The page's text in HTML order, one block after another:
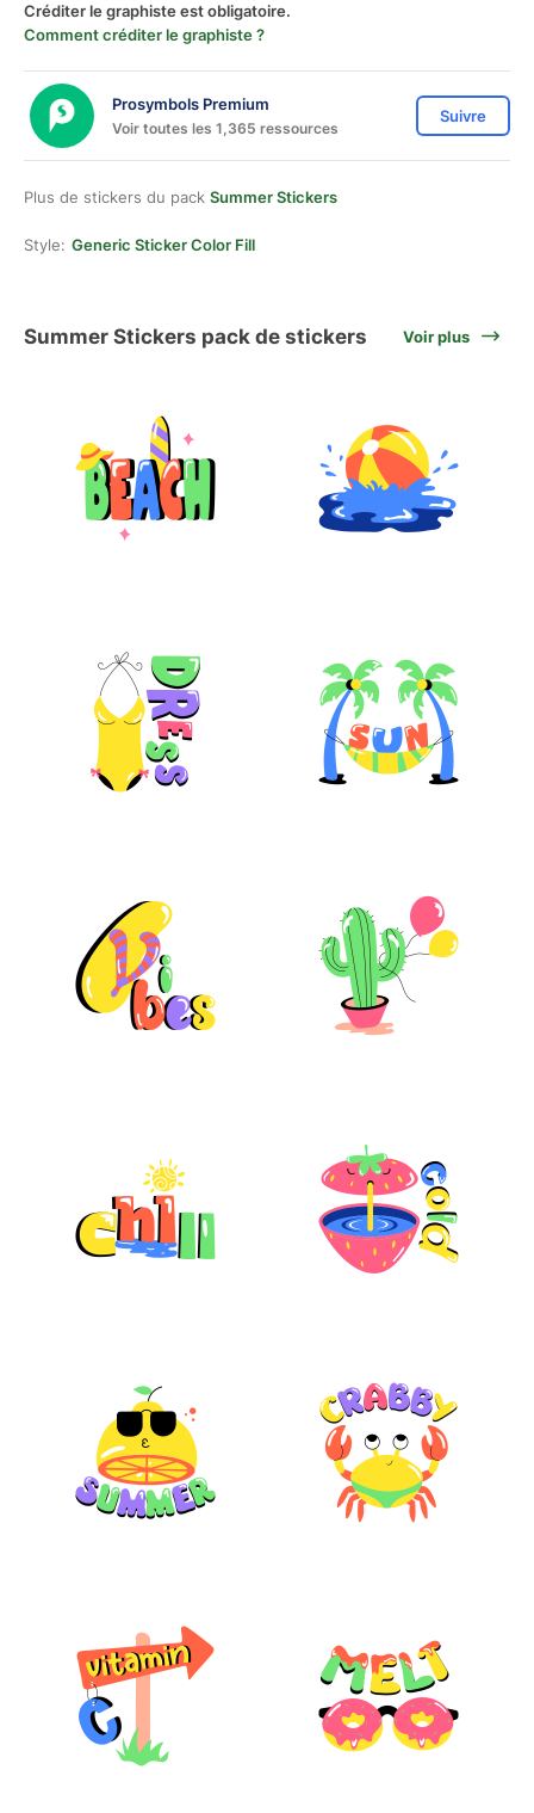
Créditer le graphiste est obligatoire.
Comment créditer le graphiste ?
Prosymbols Premium
Voir toutes les 1,365 ressources
Suivre
Plus de stickers du pack Summer Stickers
Style: Generic Sticker Color Fill
Summer Stickers pack de stickers Voir plus